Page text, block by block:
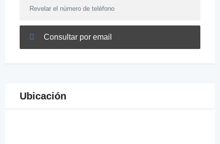
Revelar el número de teléfono
Consultar por email
Ubicación